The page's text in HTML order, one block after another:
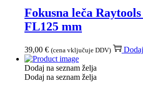
Fokusna leča
FL125 mm
39,00 € (cena vključuje DDV)
Dodaj na seznam želja
Dodaj na seznam želja